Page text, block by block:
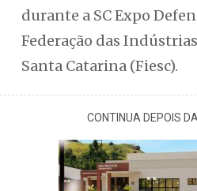
durante a SC Expo
Federação das
Santa Catarina (Fiesc).
CONTINUA DEPOIS